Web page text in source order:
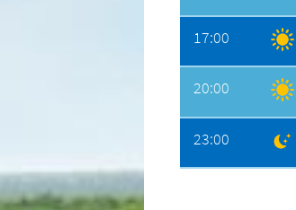
17:00
20:00
23:00